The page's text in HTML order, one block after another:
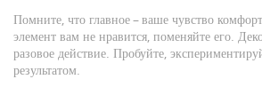
Помните, что главное – ваше чувство
элемент вам не нравится, поменяйте его.
разовое действие. Пробуйте,
результатом.